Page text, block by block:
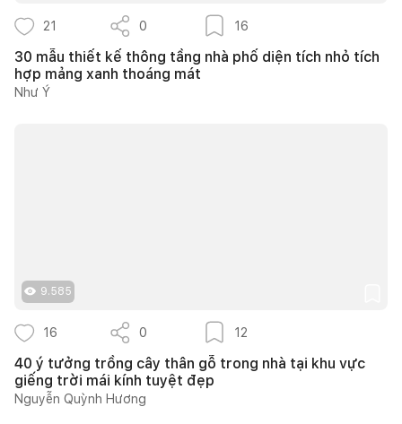
21 0 16
30 mẫu thiết kế thông tầng nhà phố diện tích nhỏ tích
hợp mảng xanh thoáng mát
Như Ý
9.585
16 0 12
40 ý tưởng trồng cây thân gỗ trong nhà tại khu vực
giếng trời mái kính tuyệt đẹp
Nguyễn Quỳnh Hương